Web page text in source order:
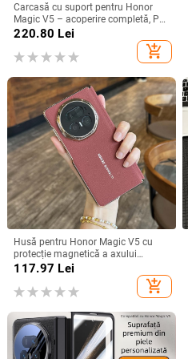
Carcasă cu suport pentru Honor
Magic V5 – acoperire completă, PC
mat, anti-cădere, anti-amprente
220.80 Lei
add_shopping_cart
Husă pentru Honor Magic V5 cu
protecție magnetică a axului
central, acoperire completă a
electroplacare, protecție anti-cădere
117.97 Lei
add_shopping_cart